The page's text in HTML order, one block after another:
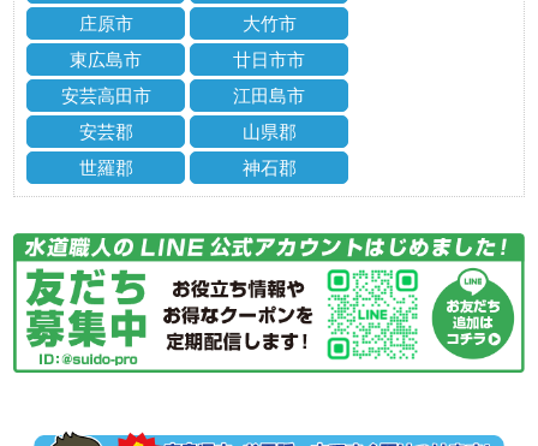
庄原市
大竹市
東広島市
廿日市市
安芸高田市
江田島市
安芸郡
山県郡
世羅郡
神石郡